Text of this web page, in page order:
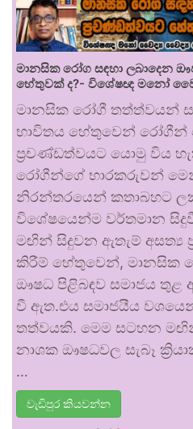
මානසික රෝග සඳහා ලබාදෙන
හේතුවක් ද?- විශේෂඥ මනෝ
මානසික රෝගී තත්ත්වයන්
භාවිතය හේතුවෙන් රෝගීන්
ප්‍රචණ්ඩත්වයට යොමු විය
රෝගීන්ගේ භාරකරුවන්
නිරන්තරයෙන් කතාබහට
විශේෂයෙන්ම වර්තමාන
මඟින් සිදුවන ඇතැම් අසත්‍ය
කිරීම් හේතුවෙන්, මානසික
ඖෂධ පිළිබඳව සමාජය
වී ඇත.එය සමාජයීය
තත්වයකි. මෙම සටහන
නාශක ඖෂධවල සැබෑ
…
වැඩිපුර කියවන්න